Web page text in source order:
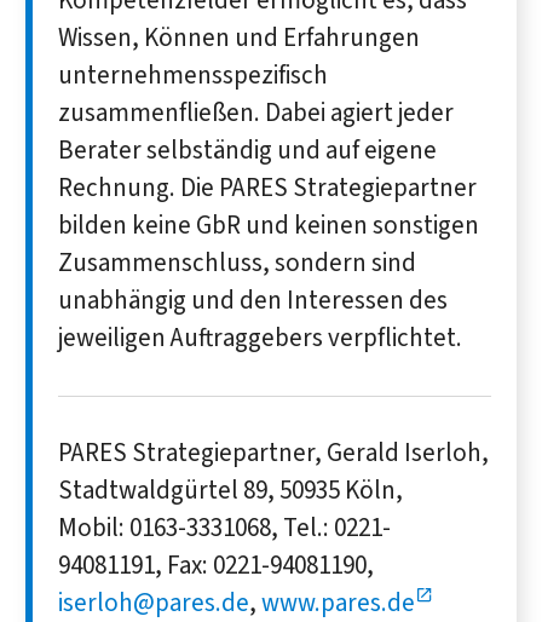
Wissen, Können und Erfahrungen
unternehmensspezifisch
zusammenfließen. Dabei agiert jeder
Berater selbständig und auf eigene
Rechnung. Die PARES Strategiepartner
bilden keine GbR und keinen sonstigen
Zusammenschluss, sondern sind
unabhängig und den Interessen des
jeweiligen Auftraggebers verpflichtet.
PARES Strategiepartner, Gerald Iserloh,
Stadtwaldgürtel 89, 50935 Köln,
Mobil: 0163-3331068, Tel.: 0221-
94081191, Fax: 0221-94081190,
iserloh@pares.de,www.pares.de